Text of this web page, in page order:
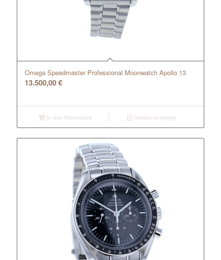
Omega Speedmaster Professional Moonwatch Apollo 13
13.500,00€
In den Warenkorb Details anzeigen